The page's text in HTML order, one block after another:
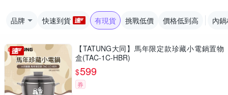
品牌 快速到貨 有現貨 挑戰低價 價格低到高 內
【TATUNG大同】馬年限定款珍藏小電鍋置物
盒(TAC-1C-HBR)
$599
券